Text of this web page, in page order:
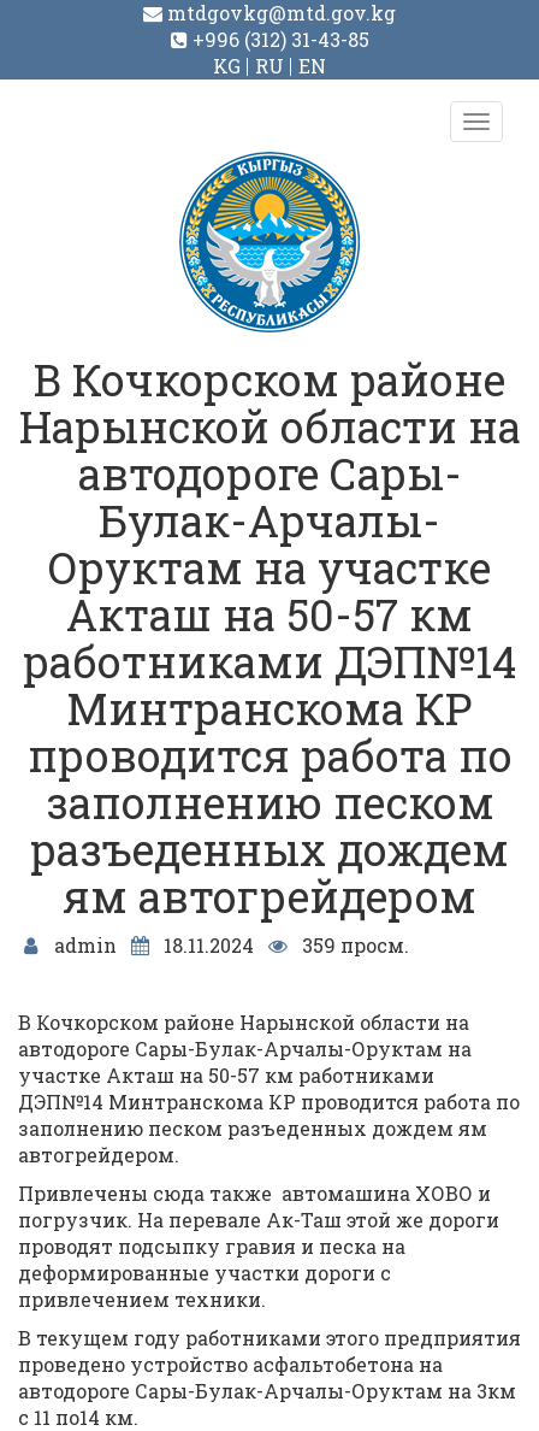
mtdgovkg@mtd.gov.kg
+996 (312) 31-43-85
KG
RU EN
Toggle
В Кочкорском районе
Нарынской области на
автодороге Сары-
Булак-Арчалы-
Оруктам на участке
Акташ на 50-57 км
работниками ДЭП№14
Минтранскома КР
проводится работа по
заполнению песком
разъеденных дождем
ям автогрейдером
admin 18.11.2024 359 просм.
В Кочкорском районе Нарынской области на
автодороге Сары-Булак-Арчалы-Оруктам на
участке Акташ на 50-57 км работниками
ДЭП№14 Минтранскома КР проводится работа по
заполнению песком разъеденных дождем ям
автогрейдером.
Привлечены сюда также автомашина ХОВО и
погрузчик. На перевале Ак-Таш этой же дороги
проводят подсыпку гравия и песка на
деформированные участки дороги с
привлечением техники.
В текущем году работниками этого предприятия
проведено устройство асфальтобетона на
автодороге Сары-Булак-Арчалы-Оруктам на 3км
с 11 по14 км.